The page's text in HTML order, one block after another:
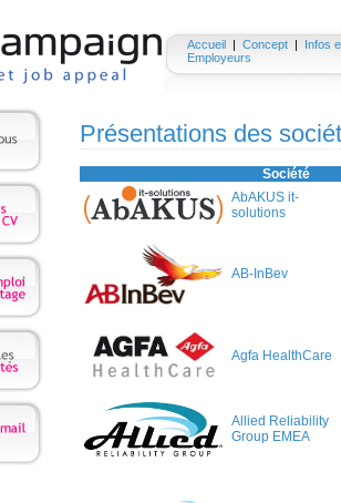
Accueil | Concept |
Infos
Employeurs
Présentations des
Société
AbAKUS it-
solutions
AB-InBev
Agfa HealthCare
Allied Reliability
Group EMEA